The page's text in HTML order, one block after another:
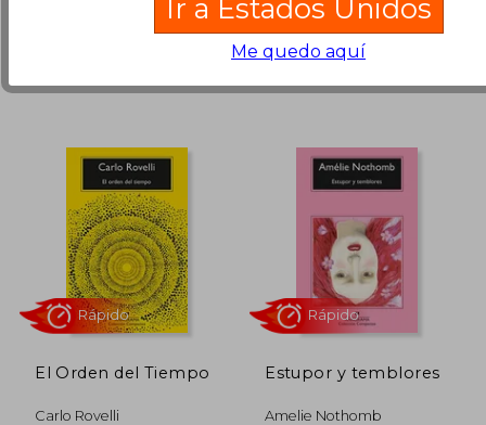
S/ 77,40 dcto. S/
Rápido
El Orden del Tiempo
Carlo Rovelli
Estupor y temblores
Amelie Nothomb
Ir a Estados Unidos
Me quedo aquí